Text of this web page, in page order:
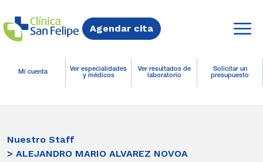
Agendar cita
Mi cuenta
Ver especialidades
y médicos
Ver resultados de
laboratorio
Solicitar un
presupuesto
Nuestro Staff
> ALEJANDRO MARIO ALVAREZ NOVOA